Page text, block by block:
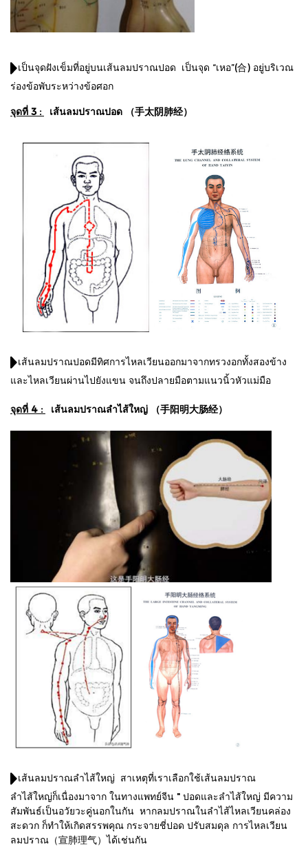
เป็นจุดฝังเข็มที่อยู่บนเส้นลมปราณปอด เป็นจุด “เหอ”(合) อยู่บริเวณ
ร่องข้อพับระหว่างข้อศอก
จุดที่ 3 : เส้นลมปราณปอด （手太阴肺经）
เส้นลมปราณปอดมีทิศการไหลเวียนออกมาจากทรวงอกทั้งสองข้าง
และไหลเวียนผ่านไปยังแขน จนถึงปลายมือตามแนวนิ้วหัวแม่มือ
จุดที่ 4 : เส้นลมปราณลำไส้ใหญ่ （手阳明大肠经）
เส้นลมปราณลำไส้ใหญ่ สาเหตุที่เราเลือกใช้เส้นลมปราณ
ลำไส้ใหญ่ก็เนื่องมาจาก ในทางแพทย์จีน " ปอดและลำไส้ใหญ่ มีความ
สัมพันธ์เป็นอวัยวะคู่นอกในกัน หากลมปราณในลำไส้ไหลเวียนคล่อง
สะดวก ก็ทำให้เกิดสรรพคุณ กระจายชี่ปอด ปรับสมดุล การไหลเวียน
ลมปราณ（宣肺理气）ได้เช่นกัน